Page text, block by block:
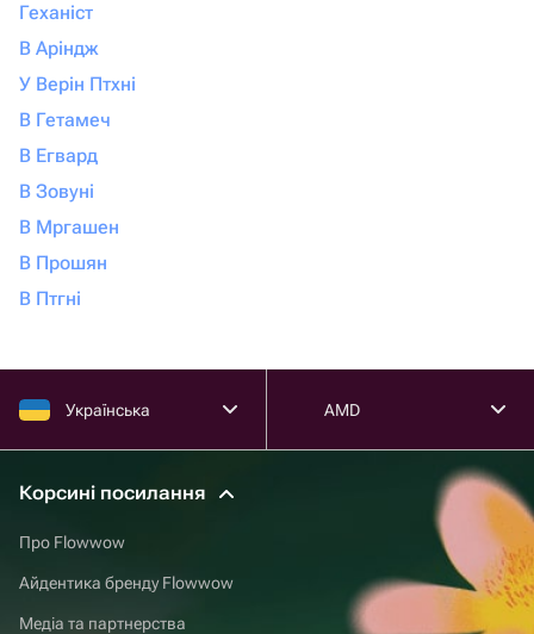
Геханіст
В Аріндж
У Верін Птхні
В Гетамеч
В Егвард
В Зовуні
В Мргашен
В Прошян
В Птгні
Українська AMD
Корсині посилання
Про Flowwow
Айдентика бренду Flowwow
Медіа та партнерства